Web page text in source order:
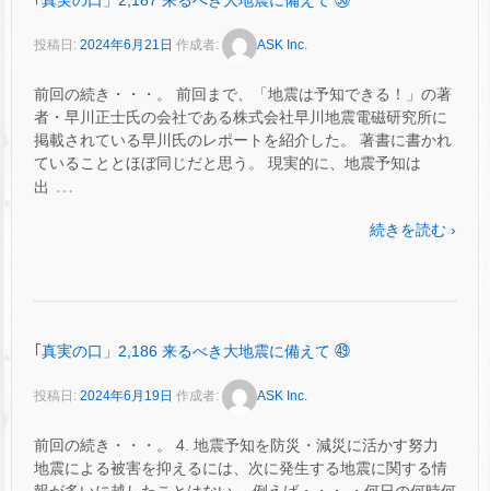
投稿日: 2024年6月21日 作成者: ASK Inc.
前回の続き・・・。 前回まで、「地震は予知できる！」の著
者・早川正士氏の会社である株式会社早川地震電磁研究所に
掲載されている早川氏のレポートを紹介した。 著書に書かれ
ていることとほぼ同じだと思う。 現実的に、地震予知は
出 …
続きを読む ›
｢真実の口」2,186 来るべき大地震に備えて ㊾
投稿日: 2024年6月19日 作成者: ASK Inc.
前回の続き・・・。 4. 地震予知を防災・減災に活かす努力
地震による被害を抑えるには、次に発生する地震に関する情